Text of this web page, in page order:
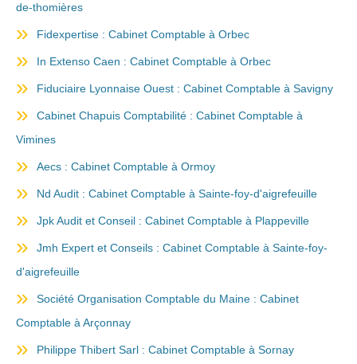
de-thomières
Fidexpertise : Cabinet Comptable à Orbec
In Extenso Caen : Cabinet Comptable à Orbec
Fiduciaire Lyonnaise Ouest : Cabinet Comptable à Savigny
Cabinet Chapuis Comptabilité : Cabinet Comptable à
Vimines
Aecs : Cabinet Comptable à Ormoy
Nd Audit : Cabinet Comptable à Sainte-foy-d'aigrefeuille
Jpk Audit et Conseil : Cabinet Comptable à Plappeville
Jmh Expert et Conseils : Cabinet Comptable à Sainte-foy-
d'aigrefeuille
Société Organisation Comptable du Maine : Cabinet
Comptable à Arçonnay
Philippe Thibert Sarl : Cabinet Comptable à Sornay